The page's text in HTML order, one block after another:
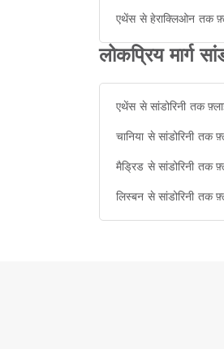
एथेंस से हेराक्लिओन तक
लोकप्रिय मार्ग
एथेंस से सांडोरिनी तक
चानिया से सांडोरिनी तक
मैड्रिड से सांडोरिनी तक
लिस्बन से सांडोरिनी तक